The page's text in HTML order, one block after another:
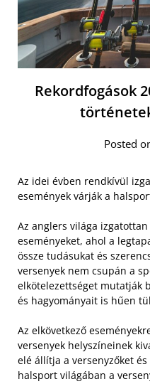
Rekordfogások
Posted
Az idei évben rendkívül
események várják a
Az anglers világa
eseményeket, ahol a
össze tudásukat és
versenyek nem csupán a
elkötelezettséget mutatják
és hagyományait is hűen
Az elkövetkező
versenyek helyszíneinek
elé állítja a versenyzőket
halsport világában a